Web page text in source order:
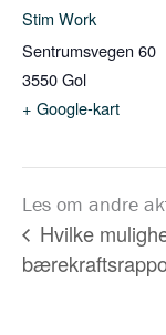
Stim Work
Sentrumsvegen 60
3550Gol
+ Google-kart
Les om andre
Hvilke